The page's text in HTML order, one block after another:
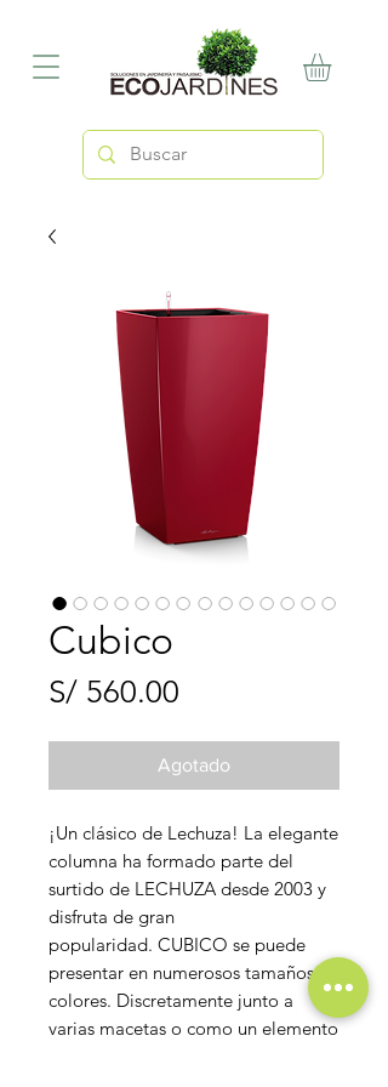
Cubico
S/ 560.00
Agotado
¡Un clásico de Lechuza! La elegante
columna ha formado parte del
surtido de LECHUZA desde 2003 y
disfruta de gran
popularidad. CUBICO se puede
presentar en numerosos tamaños y
colores. Discretamente junto a
varias macetas o como un elemento